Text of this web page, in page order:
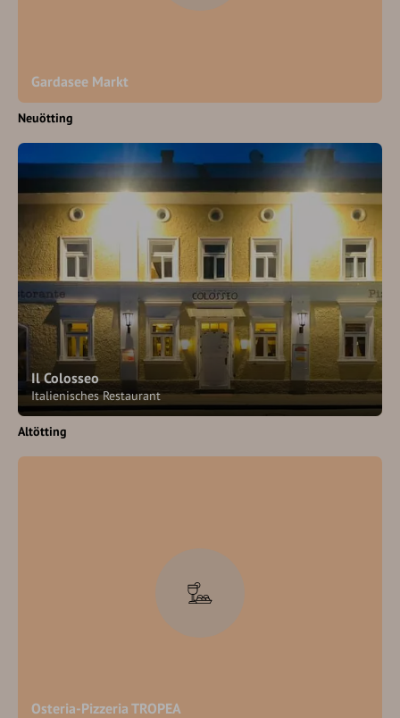
Gardasee Markt
Neuötting
Il Colosseo
Italienisches Restaurant
Altötting
Osteria-Pizzeria TROPEA